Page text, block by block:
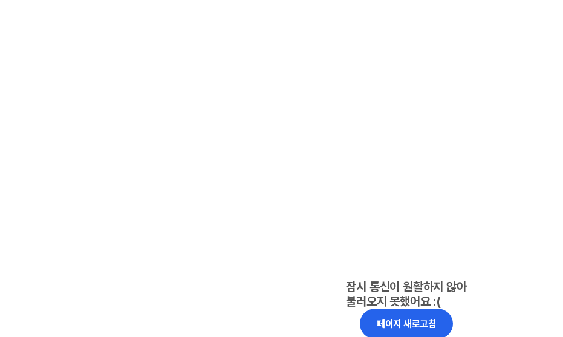
잠시 통신이 원활하지 않아
불러오지 못했어요 :(
페이지 새로고침